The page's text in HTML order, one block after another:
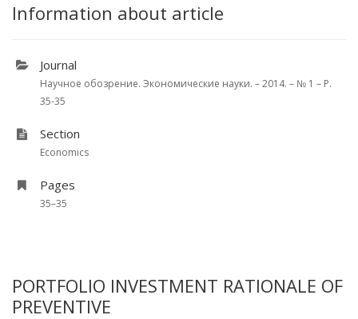
Information about article
Journal
Научное обозрение. Экономические науки. – 2014. – № 1 – P.
35-35
Section
Economics
Pages
35–35
PORTFOLIO INVESTMENT RATIONALE OF
PREVENTIVE